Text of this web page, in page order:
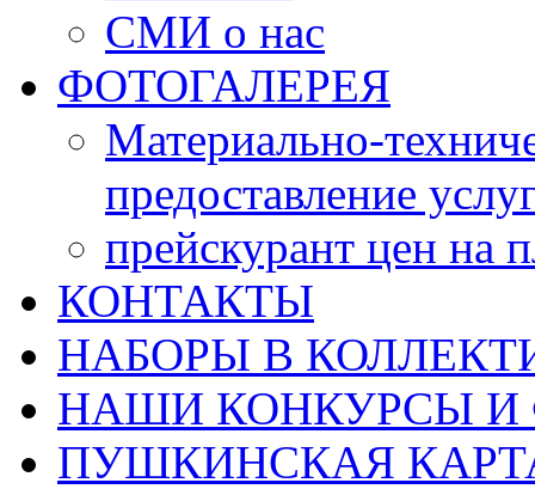
СМИ о нас
ФОТОГАЛЕРЕЯ
Материально-
предоставление
прейскурант цен на
КОНТАКТЫ
НАБОРЫ В
НАШИ КОНКУРСЫ И
ПУШКИНСКАЯ